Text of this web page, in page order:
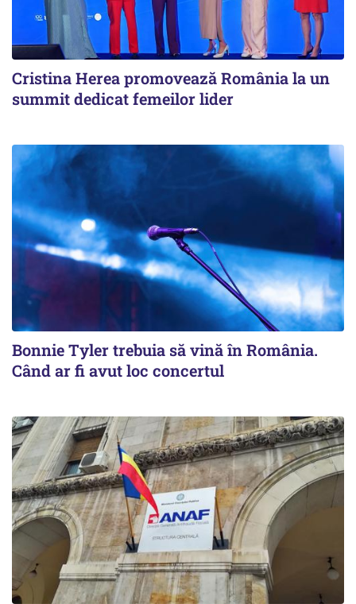
Cristina Herea promovează România la un
summit dedicat femeilor lider
Bonnie Tyler trebuia să vină în România.
Când ar fi avut loc concertul